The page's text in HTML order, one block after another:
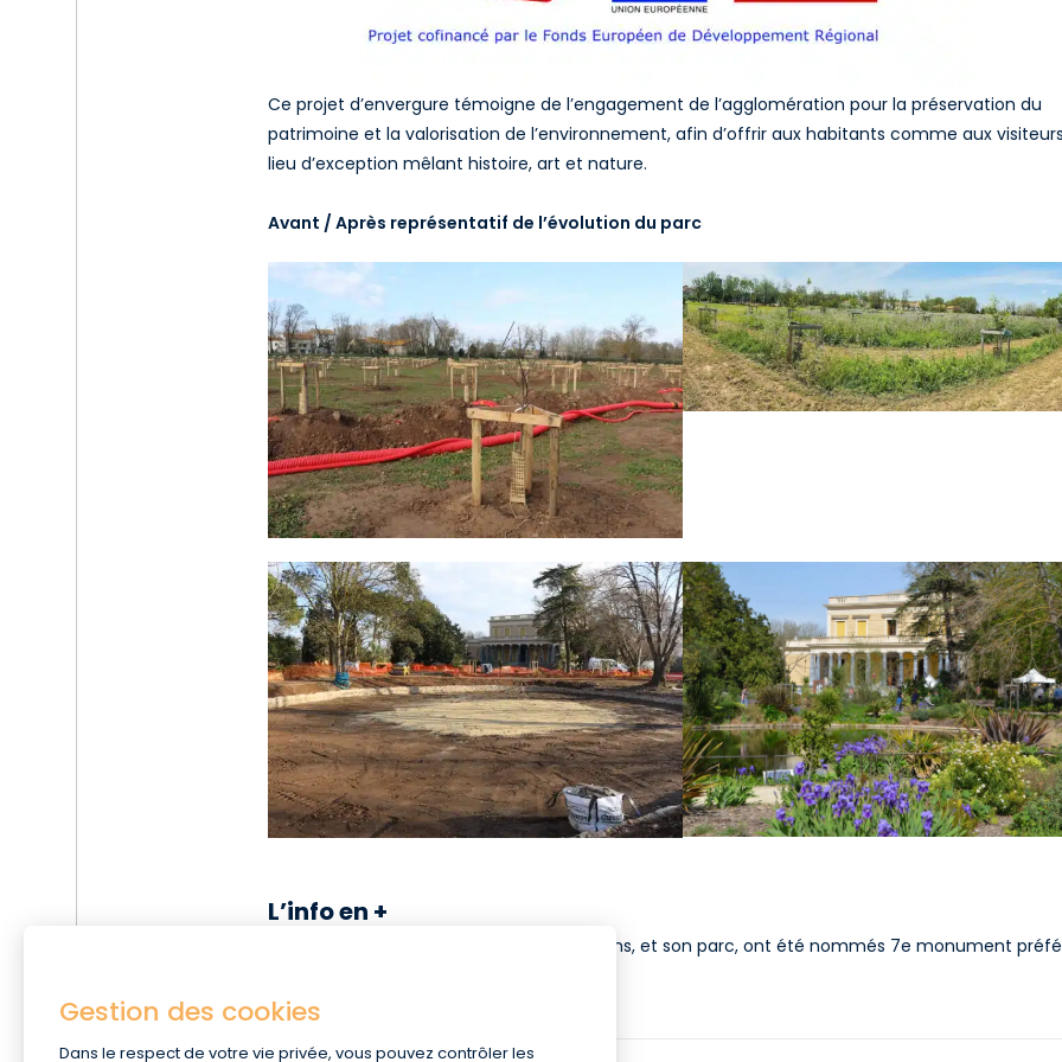
Ce projet d’envergure témoigne de l’engagement de l’agglomération pour la préservation du
patrimoine et la valorisation de l’environnement, afin d’offrir aux habitants comme aux
lieu d’exception mêlant histoire, art et nature.
Avant / Après représentatif de l’évolution du parc
L’info en +
Inauguré le 26 juin 2023, le Château Laurens, et son parc, ont été nommés 7e monument
Gestion des cookies
Dans le respect de votre vie privée, vous pouvez contrôler les